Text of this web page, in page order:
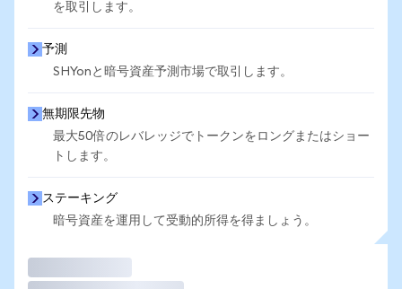
を取引します。
予測
SHYonと暗号資産予測市場で取引します。
無期限先物
最大50倍のレバレッジでトークンをロングまたはショー
トします。
ステーキング
暗号資産を運用して受動的所得を得ましょう。